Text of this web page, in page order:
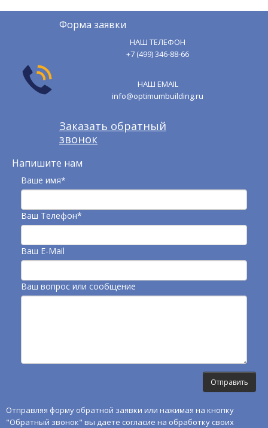
Форма заявки
НАШ ТЕЛЕФОН
+7 (499) 346-88-66
НАШ EMAIL
info@optimumbuilding.ru
Заказать обратный
звонок
Напишите нам
Ваше имя*
Ваш Телефон*
Ваш E-Mail
Ваш вопрос или сообщение
Отправляя форму обратной заявки или нажимая на кнопку
"Обратный звонок" вы даете согласие на обработку своих